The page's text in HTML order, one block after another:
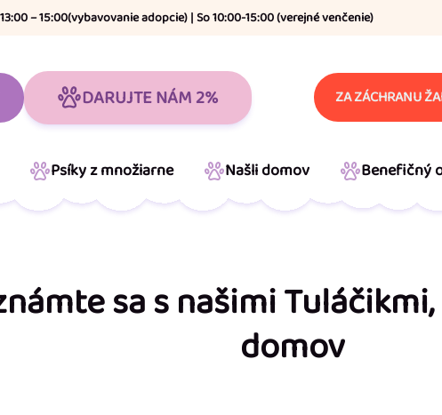
– 15:00(vybavovanie adopcie) | So 10:00-15:00 (verejné venčenie)
DARUJTE NÁM 2% ZA ZÁCHRANU
Psíky z množiarne Našli domov Benefičný
sa s našimi
domov